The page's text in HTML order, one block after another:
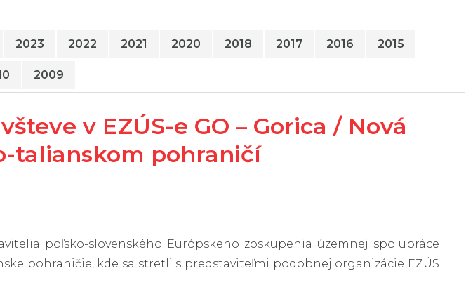
2023 2022 2021 2020 2018 2017 2016 2015
2009
v EZÚS-e GO – Gorica / Nová
talianskom pohraničí
poľsko-slovenského Európskeho zoskupenia územnej spolupráce
pohraničie, kde sa stretli s predstaviteľmi podobnej organizácie EZÚS